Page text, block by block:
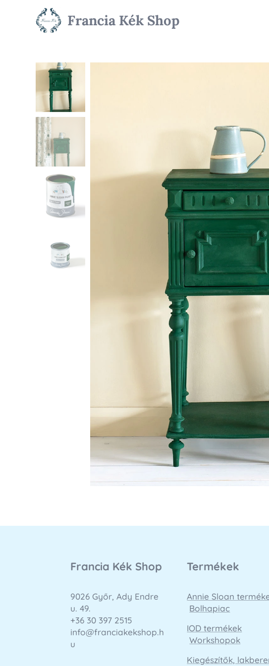
Francia Kék Shop
Francia Kék Shop
9026 Győr, Ady Endre
u. 49.
+36 30 397 2515
info@franciakekshop.h
u
Termékek
Annie Sloan
Bolhapiac
IOD termékek
Workshopok
Kiegészítők,